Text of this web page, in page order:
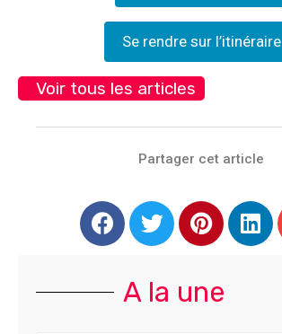
Se rendre sur l’itinéraire
Voir tous les articles
Partager cet article
A la une